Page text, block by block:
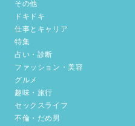
その他
ドキドキ
仕事とキャリア
特集
占い・診断
ファッション・美容
グルメ
趣味・旅行
セックスライフ
不倫・だめ男